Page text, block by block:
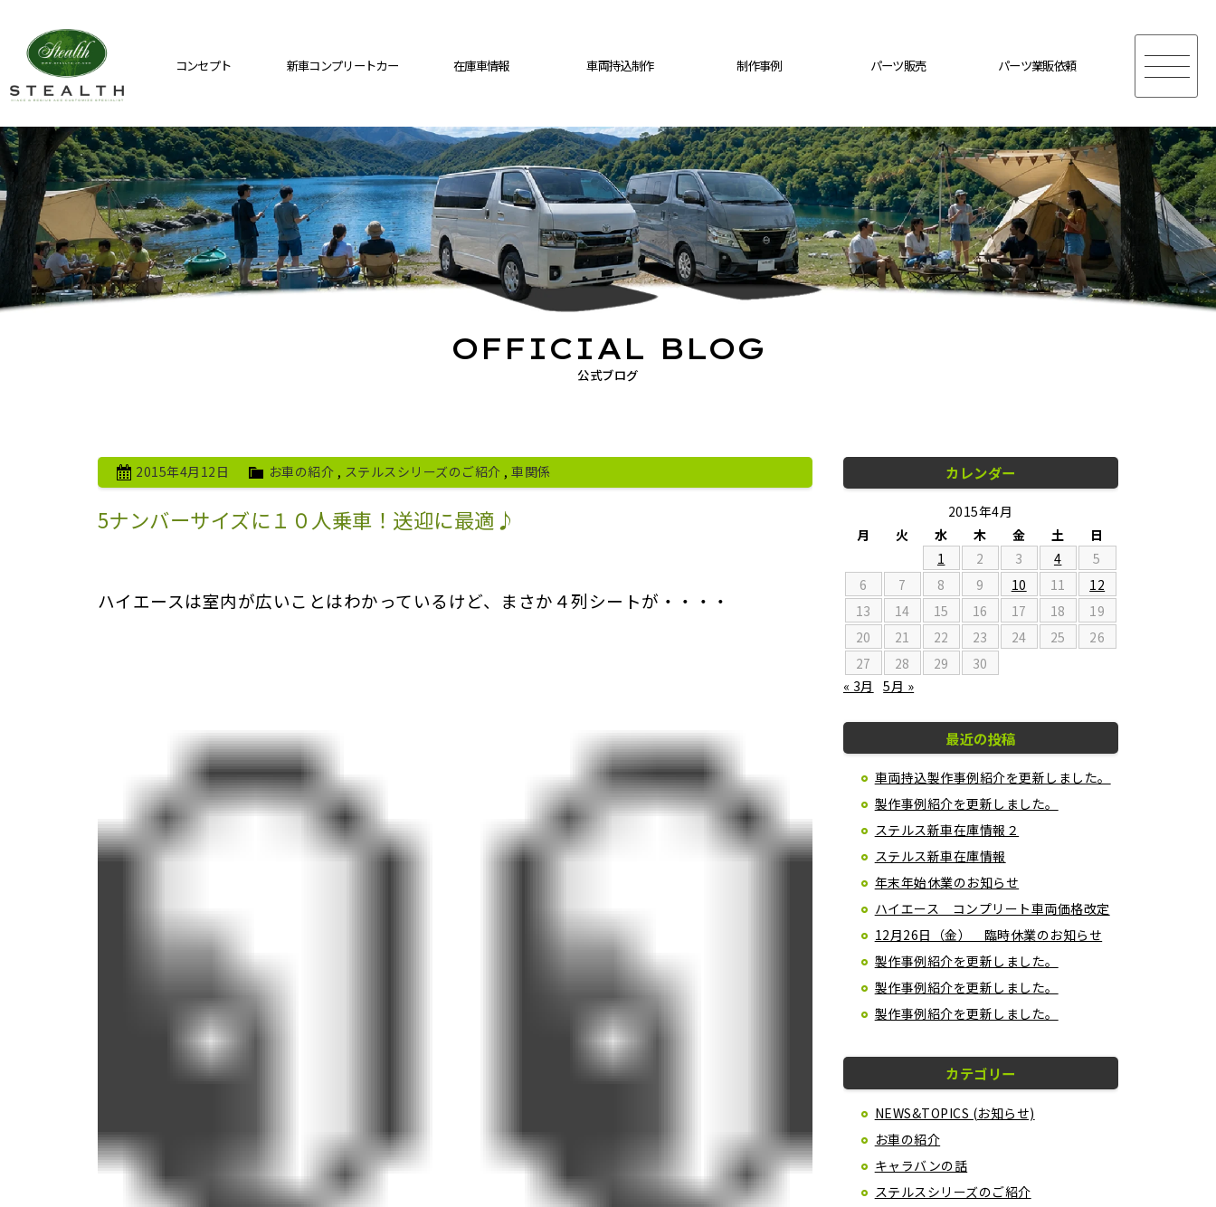
コンセプト 新車コンプリートカー 在庫車情報 車両持込制作 制作事例 パーツ販売 パーツ業販依頼
公式ブログ
OFFICIAL BLOG
2015年4月12日 お車の紹介 , ステルスシリーズのご紹介 ,車関係
5ナンバーサイズに１０人乗車！送迎に最適♪
ハイエースは室内が広いことはわかっているけど、まさか４列シートが・・・・
カレンダー
2015年4月
月
火 水 木 金 土
日
1
2 3 4
5
6
7 8 9 10 11
12
13
14 15 16 17 18
19
20
21 22 23 24 25
26
27
28 29
30
« 3月
5月 »
最近の投稿
車両持込製作事例紹介を更新しました。
製作事例紹介を更新しました。
ステルス新車在庫情報２
ステルス新車在庫情報
年末年始休業のお知らせ
ハイエース コンプリート車両価格改定
12月26日（金） 臨時休業のお知らせ
製作事例紹介を更新しました。
製作事例紹介を更新しました。
製作事例紹介を更新しました。
カテゴリー
NEWS&TOPICS (お知らせ)
お車の紹介
キャラバンの話
ステルスシリーズのご紹介